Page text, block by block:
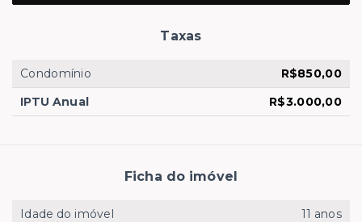
Taxas
Condomínio
R$850,00
IPTU Anual
R$3.000,00
Ficha do imóvel
Idade do imóvel
11 anos